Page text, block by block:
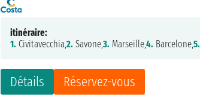
Détails Réservez-vous
itinéraire:
1. Civitavecchia,2. Savone,3. Marseille,4. Barcelone,5.